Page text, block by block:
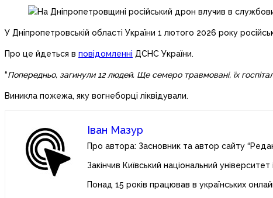
У Дніпропетровській області України 1 лютого 2026 року
Про це йдеться в повідомленні ДСНС України.
“Попередньо, загинули 12 людей. Ще семеро травмовані, їх
Виникла пожежа, яку вогнеборці ліквідували.
Іван Мазур
Про автора: Засновник та автор сайту
Закінчив Київський національний
Понад 15 років працював в українських